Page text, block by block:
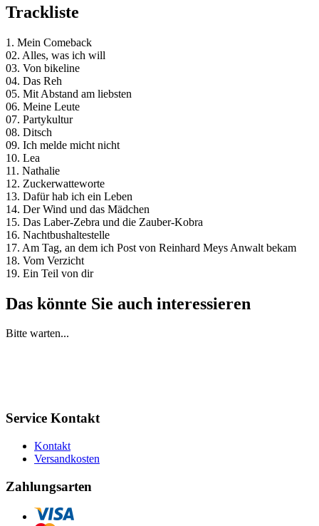
Trackliste
1. Mein Comeback
02. Alles, was ich will
03. Von bikeline
04. Das Reh
05. Mit Abstand am liebsten
06. Meine Leute
07. Partykultur
08. Ditsch
09. Ich melde micht nicht
10. Lea
11. Nathalie
12. Zuckerwatteworte
13. Dafür hab ich ein Leben
14. Der Wind und das Mädchen
15. Das Laber-Zebra und die Zauber-Kobra
16. Nachtbushaltestelle
17. Am Tag, an dem ich Post von Reinhard Meys Anwalt bekam
18. Vom Verzicht
19. Ein Teil von dir
Das könnte Sie auch interessieren
Bitte warten...
Service Kontakt
Kontakt
Versandkosten
Zahlungsarten